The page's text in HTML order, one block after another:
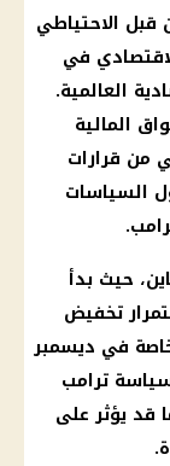
الاحتياطي
في
العالمية.
المالية
من قرارات
السياسات
.
حيث بدأ
تخفيض
في ديسمبر
ترامب
قد يؤثر على
.